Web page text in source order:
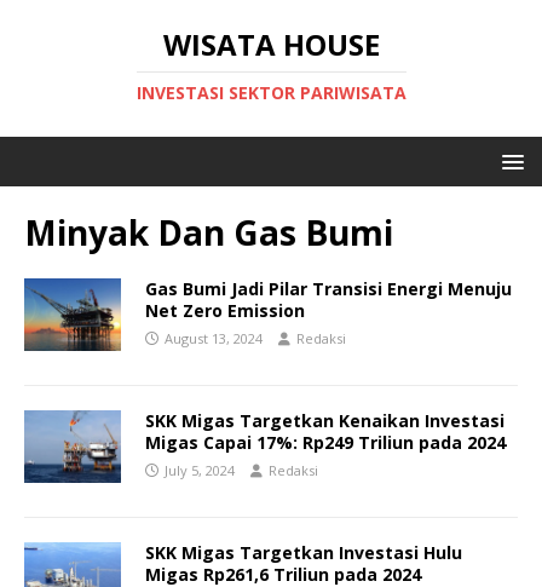
WISATA HOUSE
INVESTASI SEKTOR PARIWISATA
Minyak Dan Gas Bumi
Gas Bumi Jadi Pilar Transisi Energi Menuju
Net Zero Emission
August 13, 2024 Redaksi
SKK Migas Targetkan Kenaikan Investasi
Migas Capai 17%: Rp249 Triliun pada 2024
July 5, 2024 Redaksi
SKK Migas Targetkan Investasi Hulu
Migas Rp261,6 Triliun pada 2024